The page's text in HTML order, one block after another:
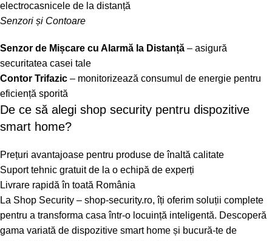
electrocasnicele de la distanță
Senzori și Contoare
Senzor de Mișcare cu Alarmă la Distanță – asigură
securitatea casei tale
Contor Trifazic – monitorizează consumul de energie pentru
eficiență sporită
De ce să alegi shop security pentru dispozitive
smart home?
Prețuri avantajoase pentru produse de înaltă calitate
Suport tehnic gratuit de la o echipă de experți
Livrare rapidă în toată România
La Shop Security – shop-security.ro, îți oferim soluții complete
pentru a transforma casa într-o locuință inteligentă. Descoperă
gama variată de dispozitive smart home și bucură-te de